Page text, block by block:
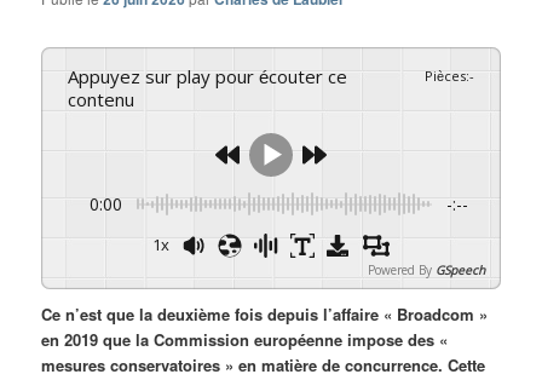
Appuyez sur play pour écouter ce
contenu
Pièces:-
0:00 -:--
1x
Powered By GSpeech
Ce n’est que la deuxième fois depuis l’affaire « Broadcom »
en 2019 que la Commission européenne impose des «
mesures conservatoires » en matière de concurrence. Cette